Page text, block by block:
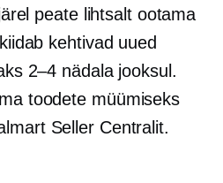
peate lihtsalt ootama
kehtivad uued
2–4 nädala jooksul.
toodete müümiseks
Seller Centralit.